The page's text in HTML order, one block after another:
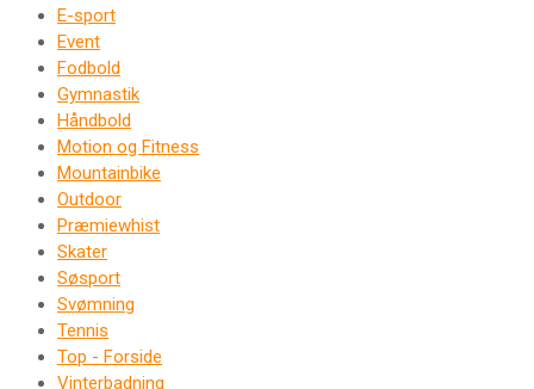
E-sport
Event
Fodbold
Gymnastik
Håndbold
Motion og Fitness
Mountainbike
Outdoor
Præmiewhist
Skater
Søsport
Svømning
Tennis
Top - Forside
Vinterbadning